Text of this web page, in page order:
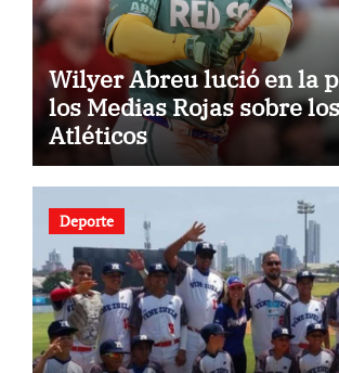
Wilyer Abreu lució en la
los Medias Rojas sobre los
Atléticos
Deporte